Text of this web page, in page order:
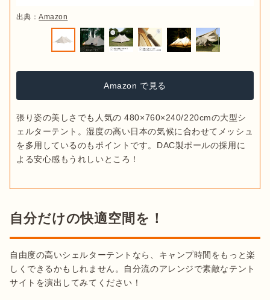
出典：Amazon
Amazon で見る
張り姿の美しさでも人気の 480×760×240/220cmの大型シ
ェルターテント。湿度の高い日本の気候に合わせてメッシュ
を多用しているのもポイントです。DAC製ポールの採用に
よる安心感もうれしいところ！
自分だけの快適空間を！
自由度の高いシェルターテントなら、キャンプ時間をもっと楽
しくできるかもしれません。自分流のアレンジで素敵なテント
サイトを演出してみてください！